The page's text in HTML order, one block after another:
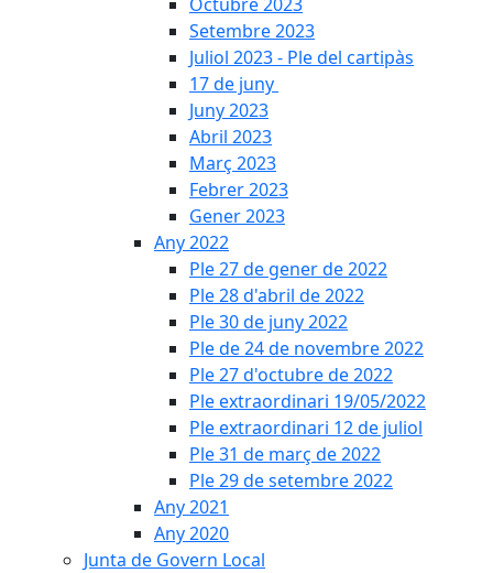
Setembre 2023
Juliol 2023 - Ple del cartipàs
17 de juny
Juny 2023
Abril 2023
Març 2023
Febrer 2023
Gener 2023
Any 2022
Ple 27 de gener de 2022
Ple 28 d'abril de 2022
Ple 30 de juny 2022
Ple de 24 de novembre 2022
Ple 27 d'octubre de 2022
Ple extraordinari 19/05/2022
Ple extraordinari 12 de juliol
Ple 31 de març de 2022
Ple 29 de setembre 2022
Any 2021
Any 2020
Junta de Govern Local